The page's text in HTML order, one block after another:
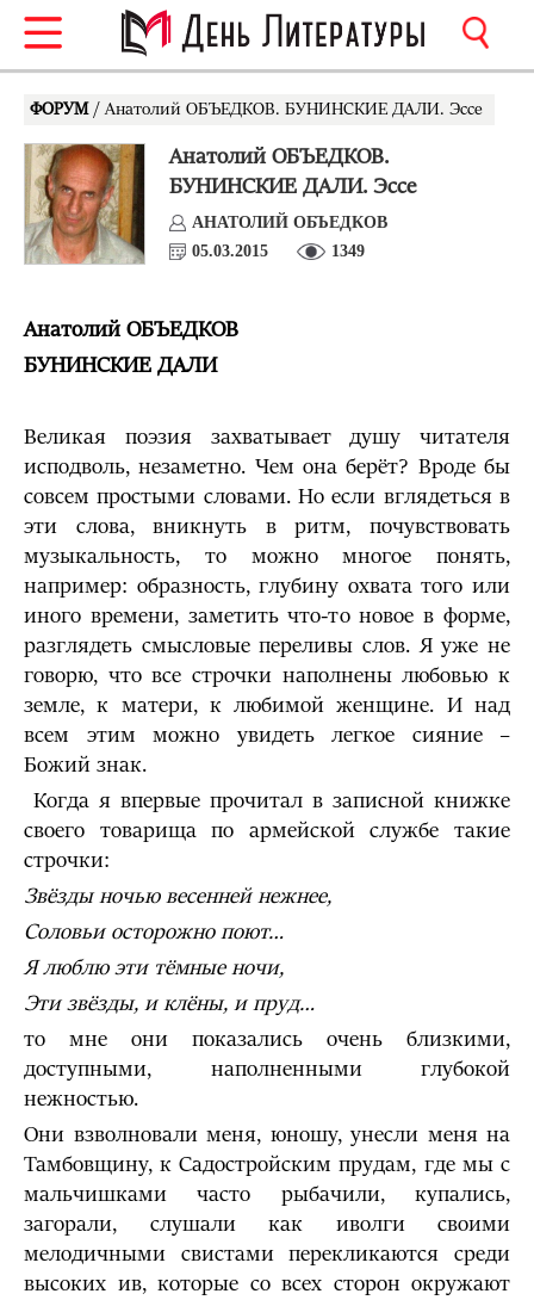
ФОРУМ / Анатолий ОБЪЕДКОВ. БУНИНСКИЕ ДАЛИ. Эссе
Анатолий ОБЪЕДКОВ.
БУНИНСКИЕ ДАЛИ. Эссе
АНАТОЛИЙ ОБЪЕДКОВ
05.03.2015
1349
Анатолий ОБЪЕДКОВ
БУНИНСКИЕ ДАЛИ
Великая поэзия захватывает душу читателя
исподволь, незаметно. Чем она берёт? Вроде бы
совсем простыми словами. Но если вглядеться в
эти слова, вникнуть в ритм, почувствовать
музыкальность, то можно многое понять,
например: образность, глубину охвата того или
иного времени, заметить что-то новое в форме,
разглядеть смысловые переливы слов. Я уже не
говорю, что все строчки наполнены любовью к
земле, к матери, к любимой женщине. И над
всем этим можно увидеть легкое сияние –
Божий знак.
Когда я впервые прочитал в записной книжке
своего товарища по армейской службе такие
строчки:
Звёзды ночью весенней нежнее,
Соловьи осторожно поют…
Я люблю эти тёмные ночи,
Эти звёзды, и клёны, и пруд…
то мне они показались очень близкими,
доступными, наполненными глубокой
нежностью.
Они взволновали меня, юношу, унесли меня на
Тамбовщину, к Садостройским прудам, где мы с
мальчишками часто рыбачили, купались,
загорали, слушали как иволги своими
мелодичными свистами перекликаются среди
высоких ив, которые со всех сторон окружают